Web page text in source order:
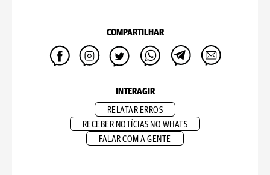
COMPARTILHAR
INTERAGIR
RELATAR ERROS
RECEBER NOTÍCIAS NO WHATS
FALAR COM A GENTE